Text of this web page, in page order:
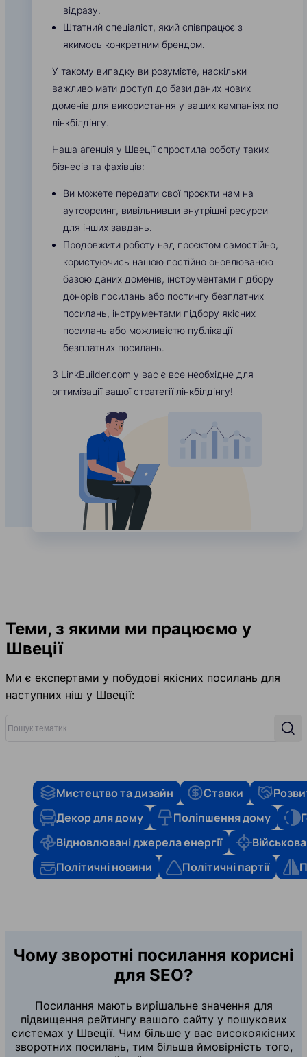
відразу.
Штатний спеціаліст, який співпрацює з
якимось конкретним брендом.
У такому випадку ви розумієте, наскільки
важливо мати доступ до бази даних нових
доменів для використання у ваших кампаніях по
лінкбілдінгу.
Наша агенція у Швеції спростила роботу таких
бізнесів та фахівців:
Ви можете передати свої проєкти нам на
аутсорсинг, вивільнивши внутрішні ресурси
для інших завдань.
Продовжити роботу над проєктом самостійно,
користуючись нашою постійно оновлюваною
базою даних доменів, інструментами підбору
донорів посилань або постингу безплатних
посилань, інструментами підбору якісних
посилань або можливістю публікації
безплатних посилань.
З LinkBuilder.com у вас є все необхідне для
оптимізації вашої стратегії лінкбілдінгу!
Теми, з якими ми працюємо у
Швеції
Ми є експертами у побудові якісних посилань для
наступних ніш у Швеції:
Мистецтво та дизайн Ставки
Декор для дому
Поліпшення дому
Відновлювані джерела енергії
Політичні новини
Політичні партії
Чому зворотні посилання корисні
для SEO?
Посилання мають вирішальне значення для
підвищення рейтингу вашого сайту у пошукових
системах у Швеції. Чим більше у вас високоякісних
зворотних посилань, тим більша ймовірність того,